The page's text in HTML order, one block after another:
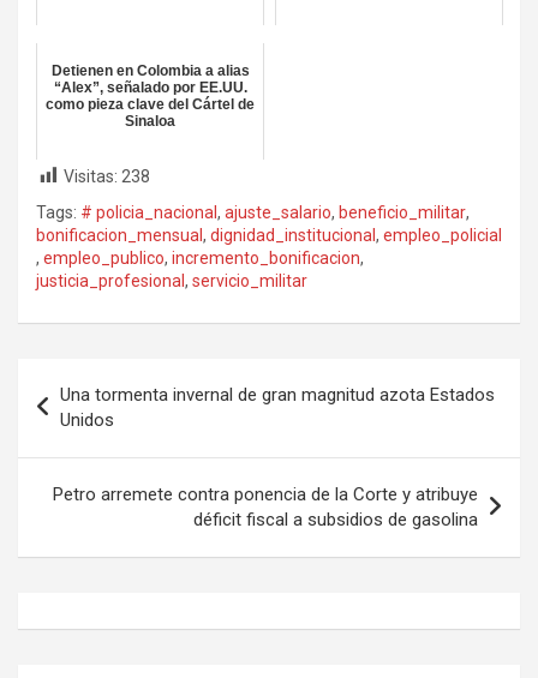
Detienen en Colombia a alias
“Alex”, señalado por EE.UU.
como pieza clave del Cártel de
Sinaloa
Visitas: 238
Tags: # policia_nacional , ajuste_salario, beneficio_militar,
bonificacion_mensual , dignidad_institucional , empleo_policial
, empleo_publico, incremento_bonificacion,
justicia_profesional , servicio_militar
de
entradas
Una tormenta invernal de gran magnitud azota Estados
Unidos
Petro arremete contra ponencia de la Corte y atribuye
déficit fiscal a subsidios de gasolina